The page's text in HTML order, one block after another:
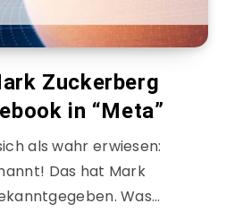
Zuckerberg
in “Meta”
als wahr erwiesen:
Das hat Mark
Was…